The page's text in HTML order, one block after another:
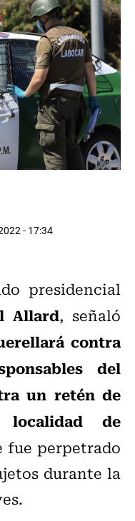
- 17:34
presidencial
Allard, señaló
contra
del
un retén de
de
fue perpetrado
durante la